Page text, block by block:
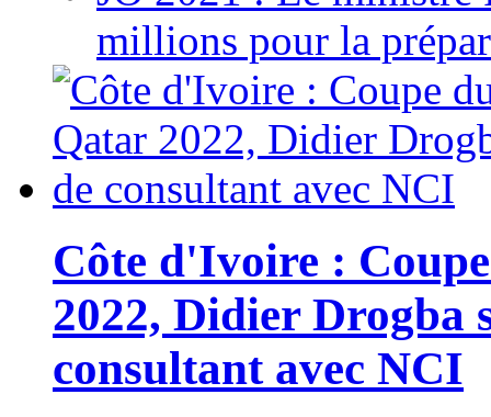
millions pour la
Côte d'Ivoire :
2022, Didier Drogba
consultant avec NCI